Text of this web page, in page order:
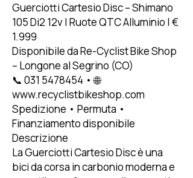
Guerciotti Cartesio Disc – Shimano
105 Di2 12v | Ruote QTC Alluminio | €
1.999
Disponibile da Re-Cyclist Bike Shop
– Longone al Segrino (CO)
📞 031 5478454 • 🌐
www.recyclistbikeshop.com
Spedizione • Permuta •
Finanziamento disponibile
Descrizione
La Guerciotti Cartesio Disc è una
bici da corsa in carbonio moderna e